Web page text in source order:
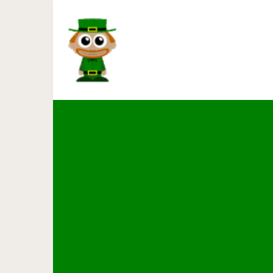
Сафранболу: город